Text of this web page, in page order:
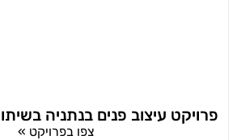
פרויקט עיצוב פנים בנתניה
צפו בפרויקט »